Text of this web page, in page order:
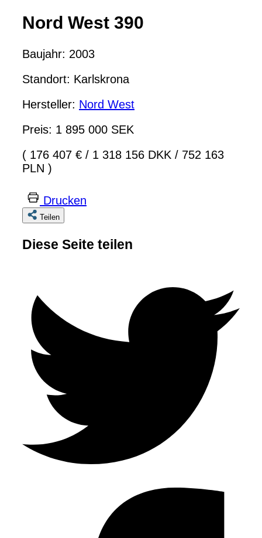
Nord West 390
Baujahr: 2003
Standort: Karlskrona
Hersteller: Nord West
Preis: 1 895 000 SEK
( 176 407 € / 1 318 156 DKK / 752 163
PLN )
Drucken
Teilen
Diese Seite teilen